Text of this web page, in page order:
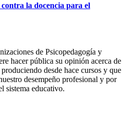
la docencia para el
de Psicopedagogía y
hacer pública su opinión acerca de
desde hace cursos y que
desempeño profesional y por
sistema educativo.